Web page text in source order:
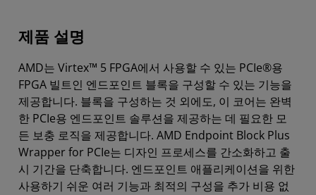
제품 설명
AMD는 Virtex™ 5 FPGA에서 사용할 수 있는 PCIe®용
FPGA 빌트인 엔드포인트 블록을 구성할 수 있는 기능을
제공합니다. 블록을 구성하는 것 외에도, 이 코어는 완벽
한 PCIe용 엔드포인트 솔루션을 제공하는 데 필요한 모
든 보충 로직을 제공합니다. AMD Endpoint Block Plus
Wrapper for PCIe는 디자인 프로세스를 간소화하고 출
시 기간을 단축합니다. 엔드포인트 애플리케이션을 위한
사용하기 쉬운 여러 기능과 최적의 구성을 추가 비용 없